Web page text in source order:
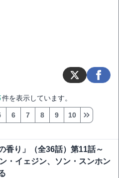
件を表示しています。
6 7 8 9 10
香り」（全36話）第11話～
・イェジン、ソン・スンホン